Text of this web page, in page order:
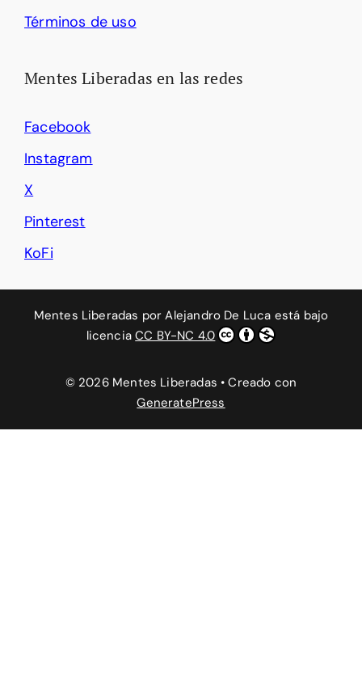
Términos de uso
Mentes Liberadas en las redes
Facebook
Instagram
X
Pinterest
KoFi
Mentes Liberadas porAlejandro De Luca está bajo
licenciaCC BY-NC 4.0
© 2026 Mentes Liberadas • Creado con
GeneratePress